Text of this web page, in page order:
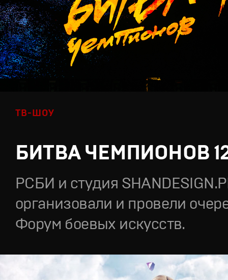
ТВ-ШОУ
БИТВА ЧЕМПИОНОВ
РСБИ и студия
организовали и провели
Форум боевых искусств.